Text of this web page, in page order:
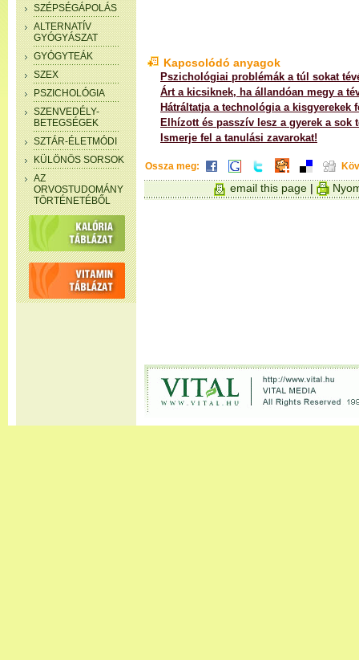
SZÉPSÉGÁPOLÁS
ALTERNATÍV
GYÓGYÁSZAT
GYÓGYTEÁK
SZEX
PSZICHOLÓGIA
SZENVEDÉLY-
BETEGSÉGEK
SZTÁR-ÉLETMÓDI
KÜLÖNÖS SORSOK
AZ
ORVOSTUDOMÁNY
TÖRTÉNETÉBŐL
Kapcsolódó anyagok
Pszichológiai problémák a túl sokat
Árt a kicsiknek, ha állandóan megy a
Hátráltatja a technológia a kisgyerekek
Elhízott és passzív lesz a gyerek a sok
Ismerje fel a tanulási zavarokat!
Ossza meg:
email this page |